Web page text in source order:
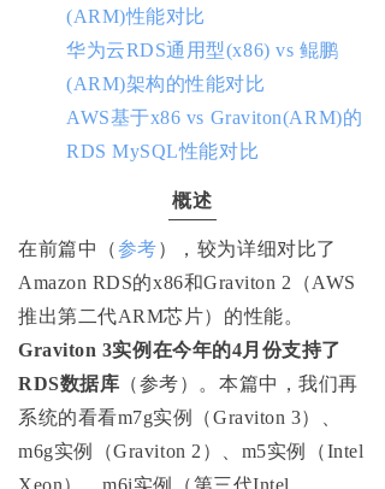
(ARM)性能对比
华为云RDS通用型(x86) vs 鲲鹏
(ARM)架构的性能对比
AWS基于x86 vs Graviton(ARM)的
RDS MySQL性能对比
概述
在前篇中（参考），较为详细对比了
Amazon RDS的x86和Graviton 2（AWS
推出第二代ARM芯片）的性能。
Graviton 3实例在今年的4月份支持了
RDS数据库 （参考）。本篇中，我们再
系统的看看m7g实例（Graviton 3）、
m6g实例（Graviton 2）、m5实例（Intel
Xeon）、m6i实例（第三代Intel